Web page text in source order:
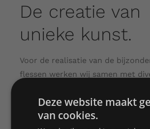
De creatie van
unieke kunst.
Voor de realisatie van de
flessen werken wij samen met
diversiteit bieden want iedere
heeft een eigen stijl.
Deze website maakt
van cookies.